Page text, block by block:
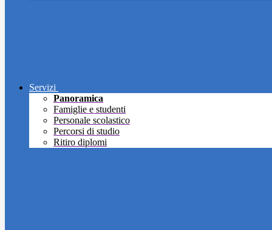
Servizi
Panoramica
Famiglie e studenti
Personale scolastico
Percorsi di studio
Ritiro diplomi